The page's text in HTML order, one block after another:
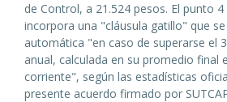
de Control, a 21.524 pesos. El punto
incorpora una "cláusula gatillo" que
automática "en caso de superarse el
anual, calculada en su promedio final
corriente", según las estadísticas
presente acuerdo firmado por